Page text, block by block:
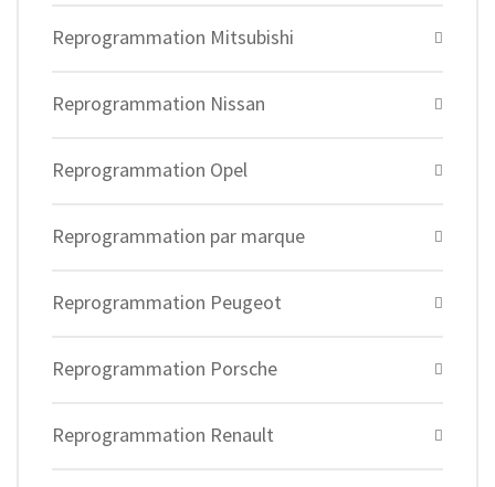
Reprogrammation Mitsubishi
Reprogrammation Nissan
Reprogrammation Opel
Reprogrammation par marque
Reprogrammation Peugeot
Reprogrammation Porsche
Reprogrammation Renault